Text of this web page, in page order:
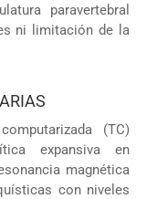
paravertebral
ni limitación de la
(TC)
expansiva en
magnética
con niveles